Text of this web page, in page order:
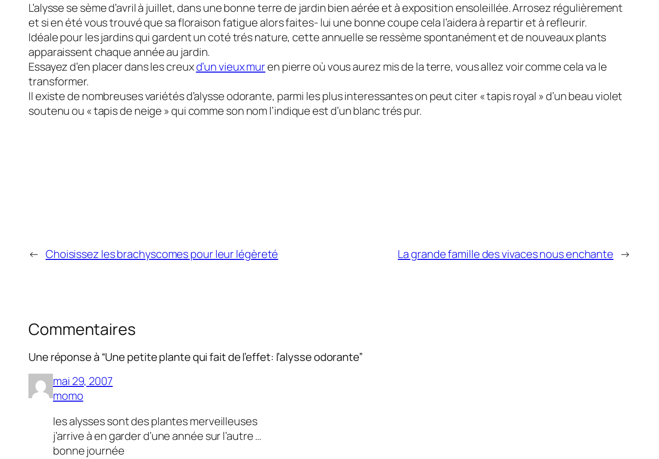
L’alysse se sème d’avril à juillet, dans une bonne terre de jardin bien aérée et à exposition ensoleillée. Arrosez régulièrement
et si en été vous trouvé que sa floraison fatigue alors faites- lui une bonne coupe cela l’aidera à repartir et à refleurir.
Idéale pour les jardins qui gardent un coté trés nature, cette annuelle se ressème spontanément et de nouveaux plants
apparaissent chaque année au jardin.
Essayez d’en placer dans les creuxd’un vieux muren pierre où vous aurez mis de la terre, vous allez voir comme cela va le
transformer.
Il existe de nombreuses variétés d’alysse odorante, parmi les plus interessantes on peut citer « tapis royal » d’un beau violet
soutenu ou « tapis de neige » qui comme son nom l’indique est d’un blanc trés pur.
← Choisissez les brachyscomes pour leur légèreté La grande famille des vivaces nous enchante →
Commentaires
Une réponse à “Une petite plante qui fait de l’effet: l’alysse odorante”
mai 29, 2007
momo
les alysses sont des plantes merveilleuses
j’arrive à en garder d’une année sur l’autre …
bonne journée